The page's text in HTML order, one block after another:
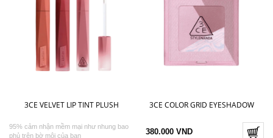
3CE VELVET LIP TINT PLUSH
95% cảm nhận mềm mại như nhung bao
phủ trên bờ môi của bạn
3CE COLOR GRID EYESHADOW
380.000 VND